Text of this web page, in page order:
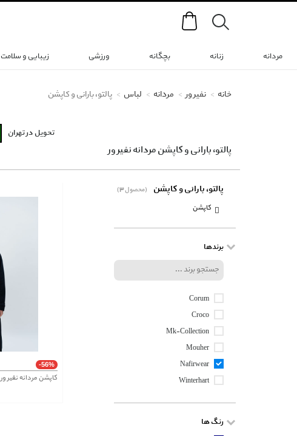
Search
مردانه زنانه بچگانه ورزشی زیبایی و سلامت
تحویل در تهران
خانه نفیر ور مردانه لباس پالتو، بارانی و کاپشن
پالتو، بارانی و کاپشن مردانه نفیر ور
-56%
کاپشن مردانه نفیر ور
(3 محصول) پالتو، بارانی و کاپشن
کاپشن
برندها
Corum
Croco
Mk-Collection
Mouher
Nafirwear
Winterhart
رنگ ها